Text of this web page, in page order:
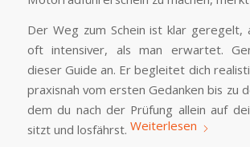
Der Weg zum Schein ist klar geregelt,
oft intensiver, als man erwartet.
dieser Guide an. Er begleitet dich
praxisnah vom ersten Gedanken bis zu
dem du nach der Prüfung allein auf
sitzt und losfährst. Weiterlesen